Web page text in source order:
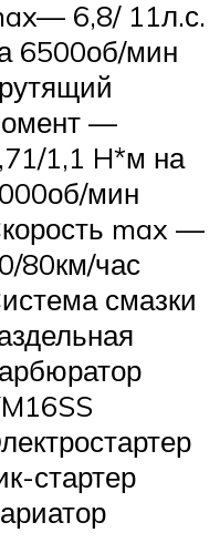
6,8/ 11л.с.
6500об/мин
—
1,1 H*м на
мин
max —
80км/час
смазки
стартер